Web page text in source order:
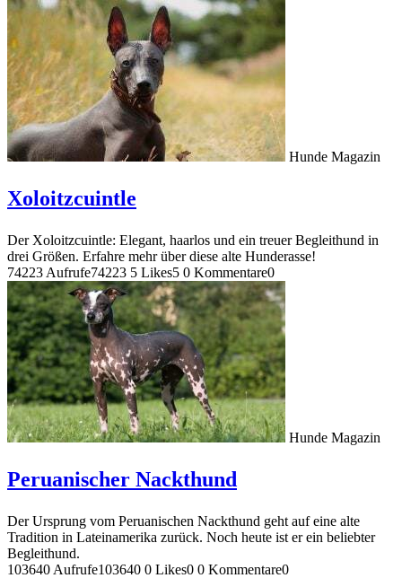
Hunde Magazin
Xoloitzcuintle
Der Xoloitzcuintle: Elegant, haarlos und ein treuer Begleithund in
drei Größen. Erfahre mehr über diese alte Hunderasse!
74223 Aufrufe74223 5 Likes5 0 Kommentare0
Hunde Magazin
Peruanischer Nackthund
Der Ursprung vom Peruanischen Nackthund geht auf eine alte
Tradition in Lateinamerika zurück. Noch heute ist er ein beliebter
Begleithund.
103640 Aufrufe103640 0 Likes0 0 Kommentare0